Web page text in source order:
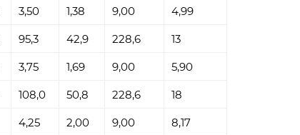
3,50 1,38 9,00 4,99
95,3 42,9 228,6
13
3,75 1,69 9,00 5,90
108,0 50,8 228,6
18
4,25 2,00 9,00 8,17